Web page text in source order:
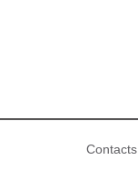
Contacts